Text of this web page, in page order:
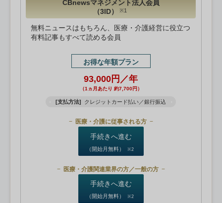
CBnewsマネジメント法人会員
（3ID）
※1
無料ニュースはもちろん、医療・介護経営に役立つ
有料記事もすべて読める会員
お得な年額プラン
93,000円／年
（1ヵ月あたり 約7,700円）
[支払方法] クレジットカード払い／銀行振込
医療・介護に従事される方
手続きへ進む
（開始月無料） ※2
医療・介護関連業界の方／一般の方
手続きへ進む
（開始月無料） ※2